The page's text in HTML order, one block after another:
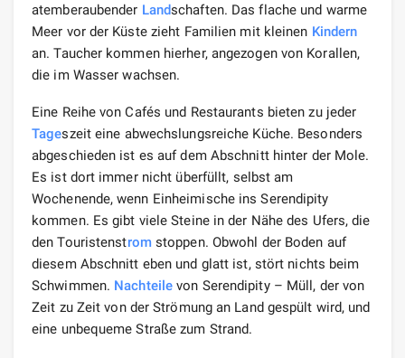
atemberaubender Landschaften. Das flache und warme
Meer vor der Küste zieht Familien mit kleinen Kindern
an. Taucher kommen hierher, angezogen von Korallen,
die im Wasser wachsen.
Eine Reihe von Cafés und Restaurants bieten zu jeder
Tageszeit eine abwechslungsreiche Küche. Besonders
abgeschieden ist es auf dem Abschnitt hinter der Mole.
Es ist dort immer nicht überfüllt, selbst am
Wochenende, wenn Einheimische ins Serendipity
kommen. Es gibt viele Steine ​​in der Nähe des Ufers, die
den Touristenstromstoppen. Obwohl der Boden auf
diesem Abschnitt eben und glatt ist, stört nichts beim
Schwimmen. Nachteile von Serendipity – Müll, der von
Zeit zu Zeit von der Strömung an Land gespült wird, und
eine unbequeme Straße zum Strand.